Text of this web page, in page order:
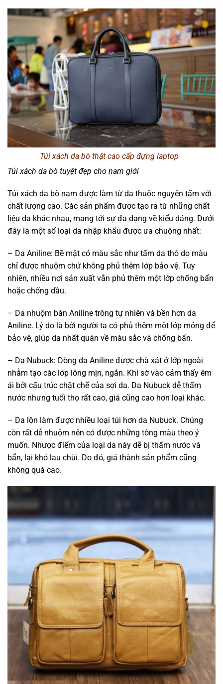
Túi xách da bò thật cao cấp đựng laptop
Túi xách da bò tuyệt đẹp cho nam giới
Túi xách da bò nam được làm từ da thuộc nguyên tấm với
chất lượng cao. Các sản phẩm được tạo ra từ những chất
liệu da khác nhau, mang tới sự đa dạng về kiểu dáng. Dưới
đây là một số loại da nhập khẩu được ưa chuộng nhất:
– Da Aniline: Bề mặt có màu sắc như tấm da thô do màu
chỉ được nhuộm chứ không phủ thêm lớp bảo vệ. Tuy
nhiên, nhiều nơi sản xuất vẫn phủ thêm một lớp chống bẩn
hoặc chống dầu.
– Da nhuộm bán Aniline trông tự nhiên và bền hơn da
Aniline. Lý do là bởi người ta có phủ thêm một lớp mỏng để
bảo vệ, giúp da nhất quán về màu sắc và chống bẩn.
– Da Nubuck: Dòng da Aniline được chà xát ở lớp ngoài
nhằm tạo các lớp lông mịn, ngắn. Khi sờ vào cảm thấy êm
ái bởi cấu trúc chặt chẽ của sợi da. Da Nubuck dễ thấm
nước nhưng tuổi thọ rất cao, giá cũng cao hơn loại khác.
– Da lộn làm được nhiều loại túi hơn da Nubuck. Chúng
còn rất dễ nhuộm nên có được những tông màu theo ý
muốn. Nhược điểm của loại da này dễ bị thấm nước và
bẩn, lại khó lau chùi. Do đó, giá thành sản phẩm cũng
không quá cao.